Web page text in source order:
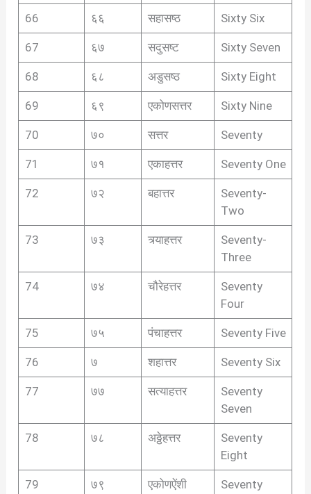
66 ६६ सहासष्ठ Sixty Six
67 ६७ सदुसष्ट Sixty Seven
68 ६८ अडुसष्ठ Sixty Eight
69 ६९ एकोणसत्तर Sixty Nine
70 ७० सत्तर Seventy
71 ७१ एकाहत्तर Seventy One
72 ७२ बहात्तर
Seventy-
Two
73 ७३ त्र्याहत्तर
Seventy-
Three
74 ७४ चौरेहत्तर
Seventy
Four
75 ७५ पंचाहत्तर Seventy Five
76 ७ शहात्तर Seventy Six
77 ७७ सत्याहत्तर
Seventy
Seven
78 ७८ अठ्ठेहत्तर
Seventy
Eight
79 ७९ एकोणऐंशी
Seventy